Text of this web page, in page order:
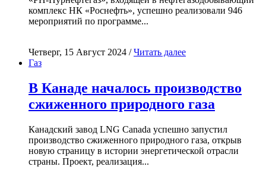
комплекс НК «Роснефть», успешно реализовали 946
мероприятий по программе...
Четверг, 15 Август 2024 /Читать далее
Газ
В Канаде началось производство
сжиженного природного газа
Канадский завод LNG Canada успешно запустил
производство сжиженного природного газа, открыв
новую страницу в истории энергетической отрасли
страны. Проект, реализация...